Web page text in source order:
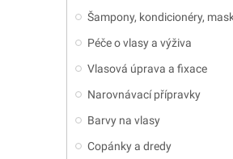
Šampony, kondicionéry,
Péče o vlasy a výživa
Vlasová úprava a fixace
Narovnávací přípravky
Barvy na vlasy
Copánky a dredy